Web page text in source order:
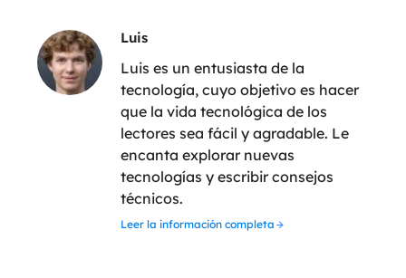
Luis
Luis es un entusiasta de la
tecnología, cuyo objetivo es hacer
que la vida tecnológica de los
lectores sea fácil y agradable. Le
encanta explorar nuevas
tecnologías y escribir consejos
técnicos.
Leer la información completa